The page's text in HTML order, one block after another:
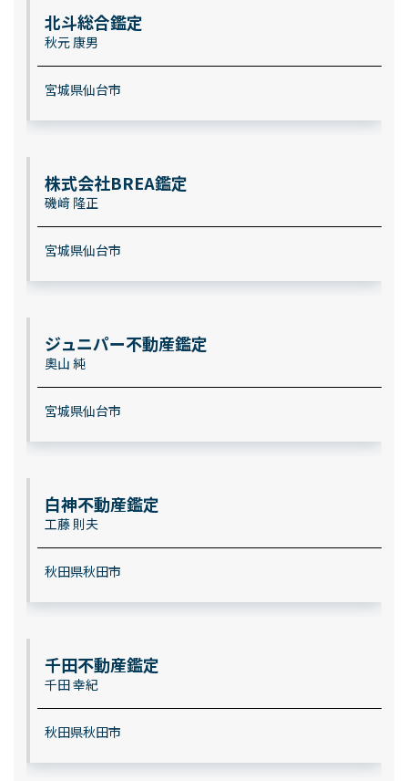
北斗総合鑑定
秋元 康男
宮城県仙台市
株式会社BREA鑑定
磯﨑 隆正
宮城県仙台市
ジュニパー不動産鑑定
奧山 純
宮城県仙台市
白神不動産鑑定
工藤 則夫
秋田県秋田市
千田不動産鑑定
千田 幸紀
秋田県秋田市